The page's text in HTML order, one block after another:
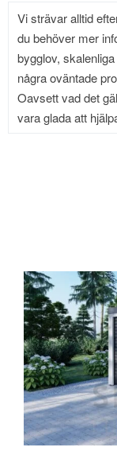
Vi strävar alltid
du behöver mer
bygglov,
några oväntade
Oavsett vad det
vara glada att